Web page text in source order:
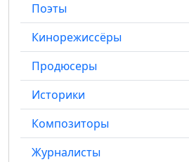
Поэты
Кинорежиссёры
Продюсеры
Историки
Композиторы
Журналисты